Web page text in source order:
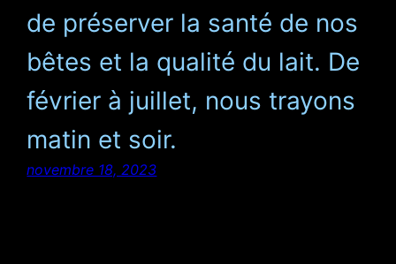
de préserver la santé de nos
bêtes et la qualité du lait. De
février à juillet, nous trayons
matin et soir.
novembre 18, 2023